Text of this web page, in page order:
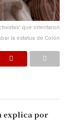
que intentaron
la estatua de Colón
explica por